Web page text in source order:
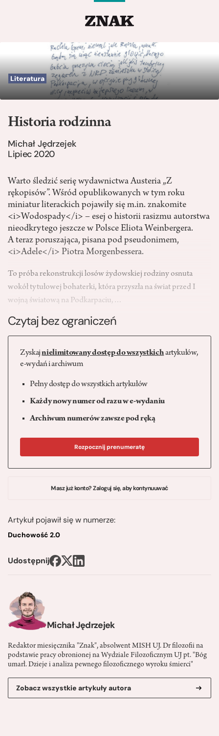
Literatura
Michał Jędrzejek
Redaktor miesięcznika "Znak", absolwent MISH UJ. Dr filozofii na
podstawie pracy obronionej na Wydziale Filozoficznym UJ pt. "Bóg
umarł. Dzieje i analiza pewnego filozoficznego wyroku śmierci"
Zobacz wszystkie artykuły autora
Historia rodzinna
Michał Jędrzejek
Lipiec 2020
Warto śledzić serię wydawnictwa Austeria „Z
rękopisów”. Wśród opublikowanych w tym roku
miniatur literackich pojawiły się m.in. znakomite
<i>Wodospady</i> – esej o historii rasizmu autorstwa
nieodkrytego jeszcze w Polsce Eliota Weinbergera.
A teraz poruszająca, pisana pod pseudonimem,
<i>Adele</i> Piotra Morgenbessera.
To próba rekonstrukcji losów żydowskiej rodziny osnuta
wokół tytułowej bohaterki, która przyszła na świat przed I
wojną światową na Podkarpaciu,…
Czytaj bez ograniczeń
Zyskajnielimitowany dostęp do wszystkichartykułów,
e-wydań i archiwum
Pełny dostęp do wszystkich artykułów
Każdy nowy numer od razu w e-wydaniu
Archiwum numerów zawsze pod ręką
Rozpocznij prenumeratę
Masz już konto? Zaloguj się, aby kontynuuwać
Artykuł pojawił się w numerze:
Duchowość 2.0
Udostępnij